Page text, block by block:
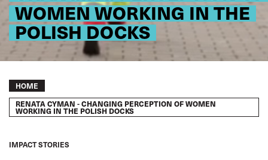
WOMEN WORKING IN THE
POLISH DOCKS
Breadcrumb
HOME
RENATA CYMAN - CHANGING PERCEPTION OF WOMEN
WORKING IN THE POLISH DOCKS
IMPACT STORIES